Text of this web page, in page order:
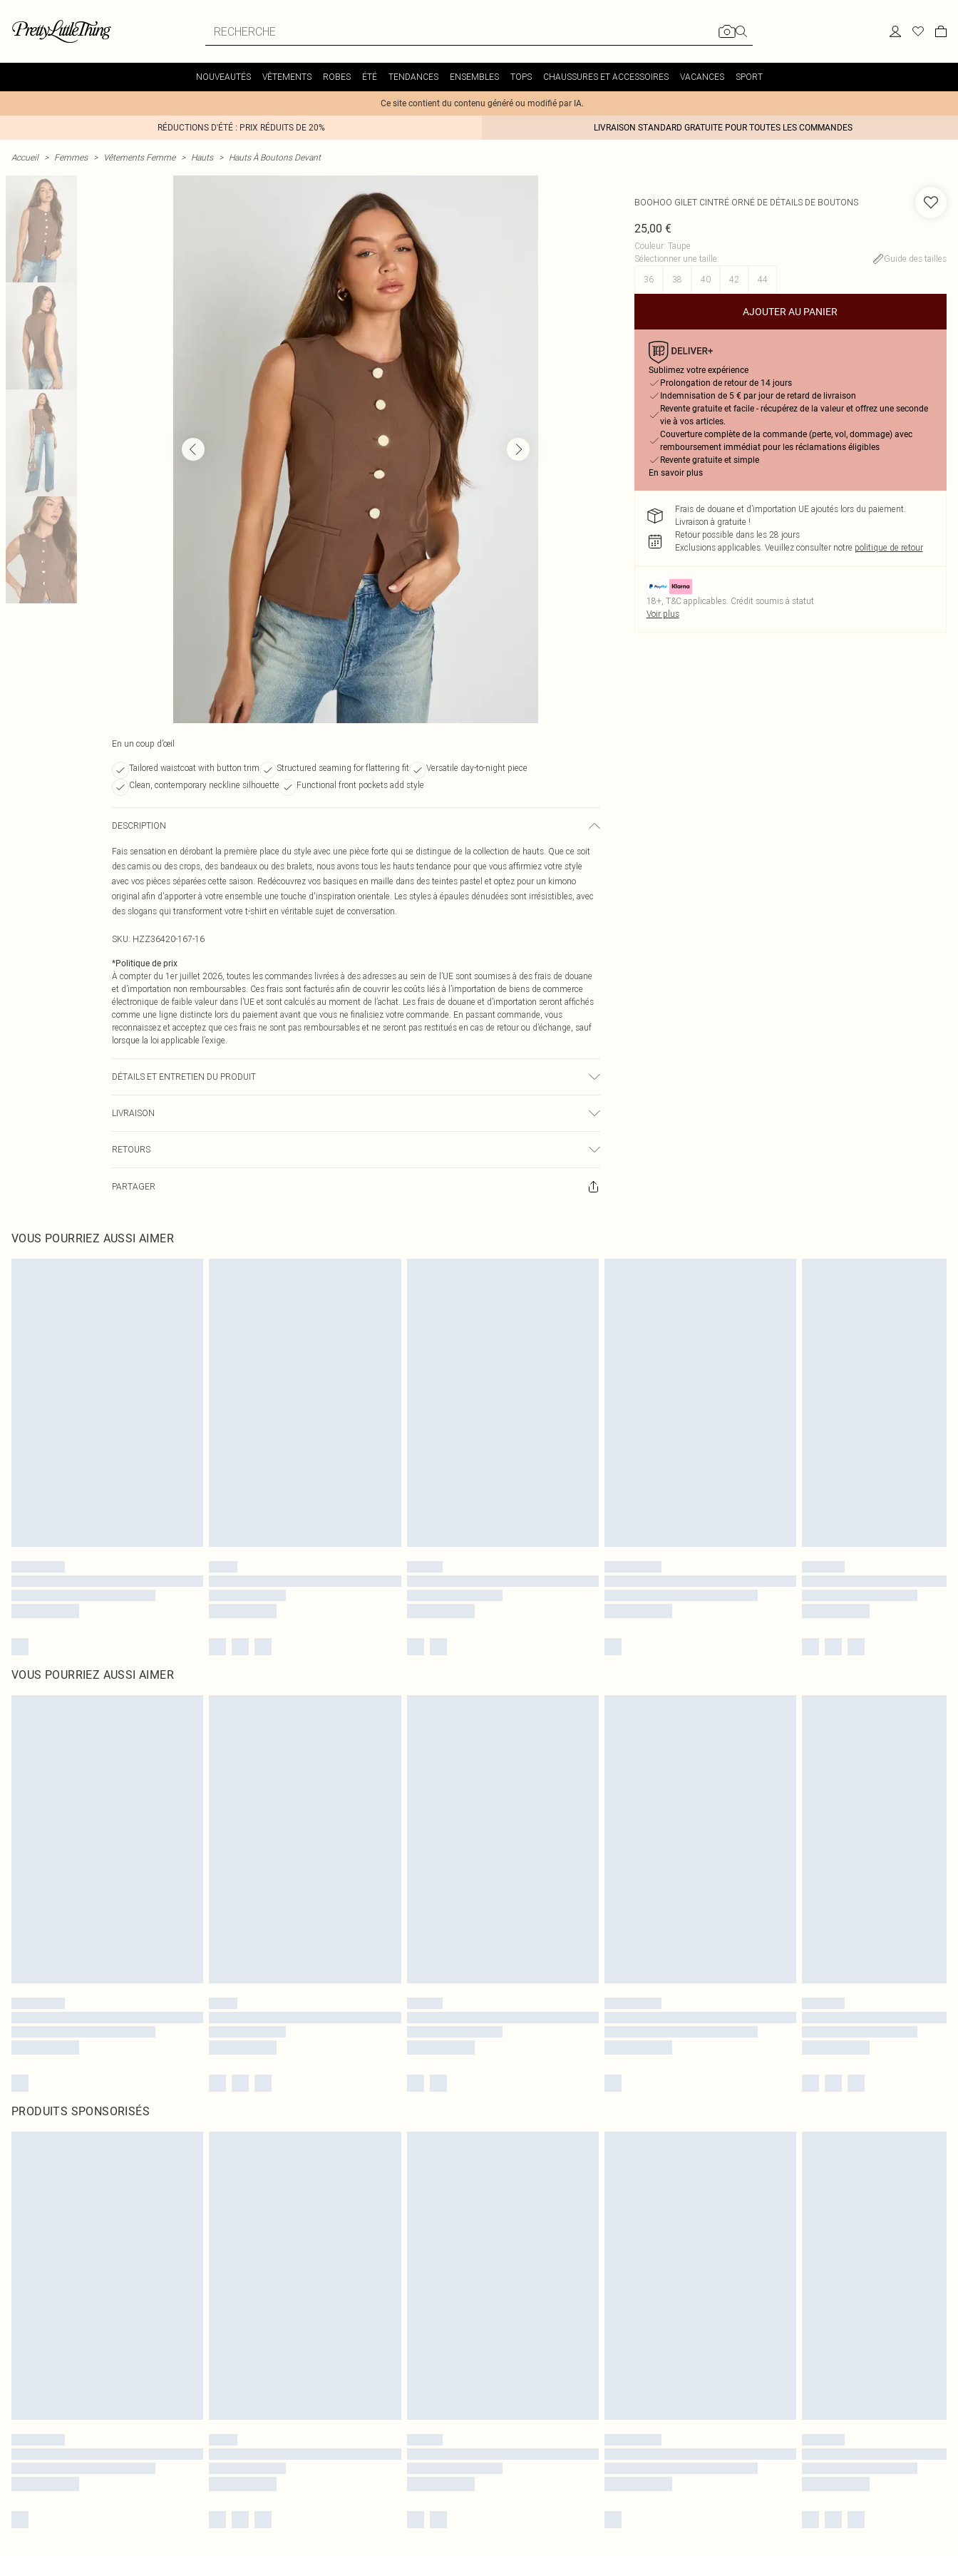
NOUVEAUTÉS VÊTEMENTS ROBES ÉTÉ TENDANCES ENSEMBLES TOPS CHAUSSURES ET ACCESSOIRES VACANCES SPORT
Ce site contient du contenu généré ou modifié par IA.
RÉDUCTIONS D'ÉTÉ : PRIX RÉDUITS DE 20% LIVRAISON STANDARD GRATUITE POUR TOUTES LES COMMANDES
Accueil > Femmes > Vêtements Femme > Hauts > Hauts À Boutons Devant
En un coup d’œil
Tailored waistcoat with button trim Structured seaming for flattering fit
Versatile day-to-night piece
Clean, contemporary neckline silhouette
Functional front pockets add style
DESCRIPTION
Fais sensation en dérobant la première place du style avec une pièce forte qui se distingue de la collection de hauts. Que ce soit
des camis ou des crops, des bandeaux ou des bralets, nous avons tous les hauts tendance pour que vous affirmiez votre style
avec vos pièces séparées cette saison. Redécouvrez vos basiques en maille dans des teintes pastel et optez pour un kimono
original afin d'apporter à votre ensemble une touche d'inspiration orientale. Les styles à épaules dénudées sont irrésistibles, avec
des slogans qui transforment votre t-shirt en véritable sujet de conversation.
SKU: HZZ36420-167-16
*Politique de prix
À compter du 1er juillet 2026, toutes les commandes livrées à des adresses au sein de l’UE sont soumises à des frais de douane
et d’importation non remboursables. Ces frais sont facturés afin de couvrir les coûts liés à l’importation de biens de commerce
électronique de faible valeur dans l’UE et sont calculés au moment de l’achat. Les frais de douane et d’importation seront affichés
comme une ligne distincte lors du paiement avant que vous ne finalisiez votre commande. En passant commande, vous
reconnaissez et acceptez que ces frais ne sont pas remboursables et ne seront pas restitués en cas de retour ou d’échange, sauf
lorsque la loi applicable l’exige.
DÉTAILS ET ENTRETIEN DU PRODUIT
basse température, ne pas nettoyer à sec, tenir à l'écart du feu, éviter le contact avec des couleurs claires lorsqu'il est mouillé. Le
mannequin porte : Taille 10
LIVRAISON
€7.99
RETOURS
Veuillez noter que nous ne pouvons pas rembourser les masques tendance, les cosmétiques, les bijoux pour piercings, les jouets
également être essayées en intérieur. Les articles pour la maison, y compris le linge de lit, les matelas, les surmatelas et les
PARTAGER
BOOHOO GILET CINTRÉ ORNÉ DE DÉTAILS DE BOUTONS
25,00 €
Couleur: Taupe
Sélectionner une taille:
Guide des tailles
36
38 40 42 44
AJOUTER AU PANIER
Sublimez votre expérience
Prolongation de retour de 14 jours
Indemnisation de 5 € par jour de retard de livraison
Revente gratuite et facile - récupérez de la valeur et offrez une seconde
vie à vos articles.
Couverture complète de la commande (perte, vol, dommage) avec
remboursement immédiat pour les réclamations éligibles
Revente gratuite et simple
En savoir plus
Frais de douane et d’importation UE ajoutés lors du paiement.
Livraison à gratuite !
Retour possible dans les 28 jours
Exclusions applicables. Veuillez consulter notre politique de retour
18+, T&C applicables. Crédit soumis à statut
Voir plus
VOUS POURRIEZ AUSSI AIMER
VOUS POURRIEZ AUSSI AIMER
PRODUITS SPONSORISÉS